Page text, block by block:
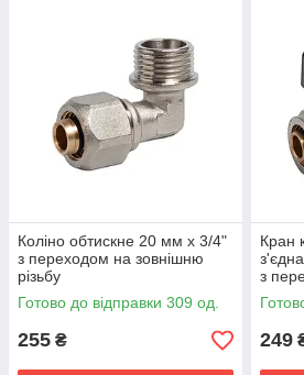
Коліно обтискне 20 мм х 3/4"
з переходом на зовнішню
різьбу
Готово до відправки 309 од.
255 ₴
Кран
з
різьбу
249